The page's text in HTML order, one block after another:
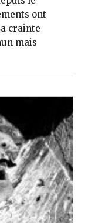
ont
crainte
mais